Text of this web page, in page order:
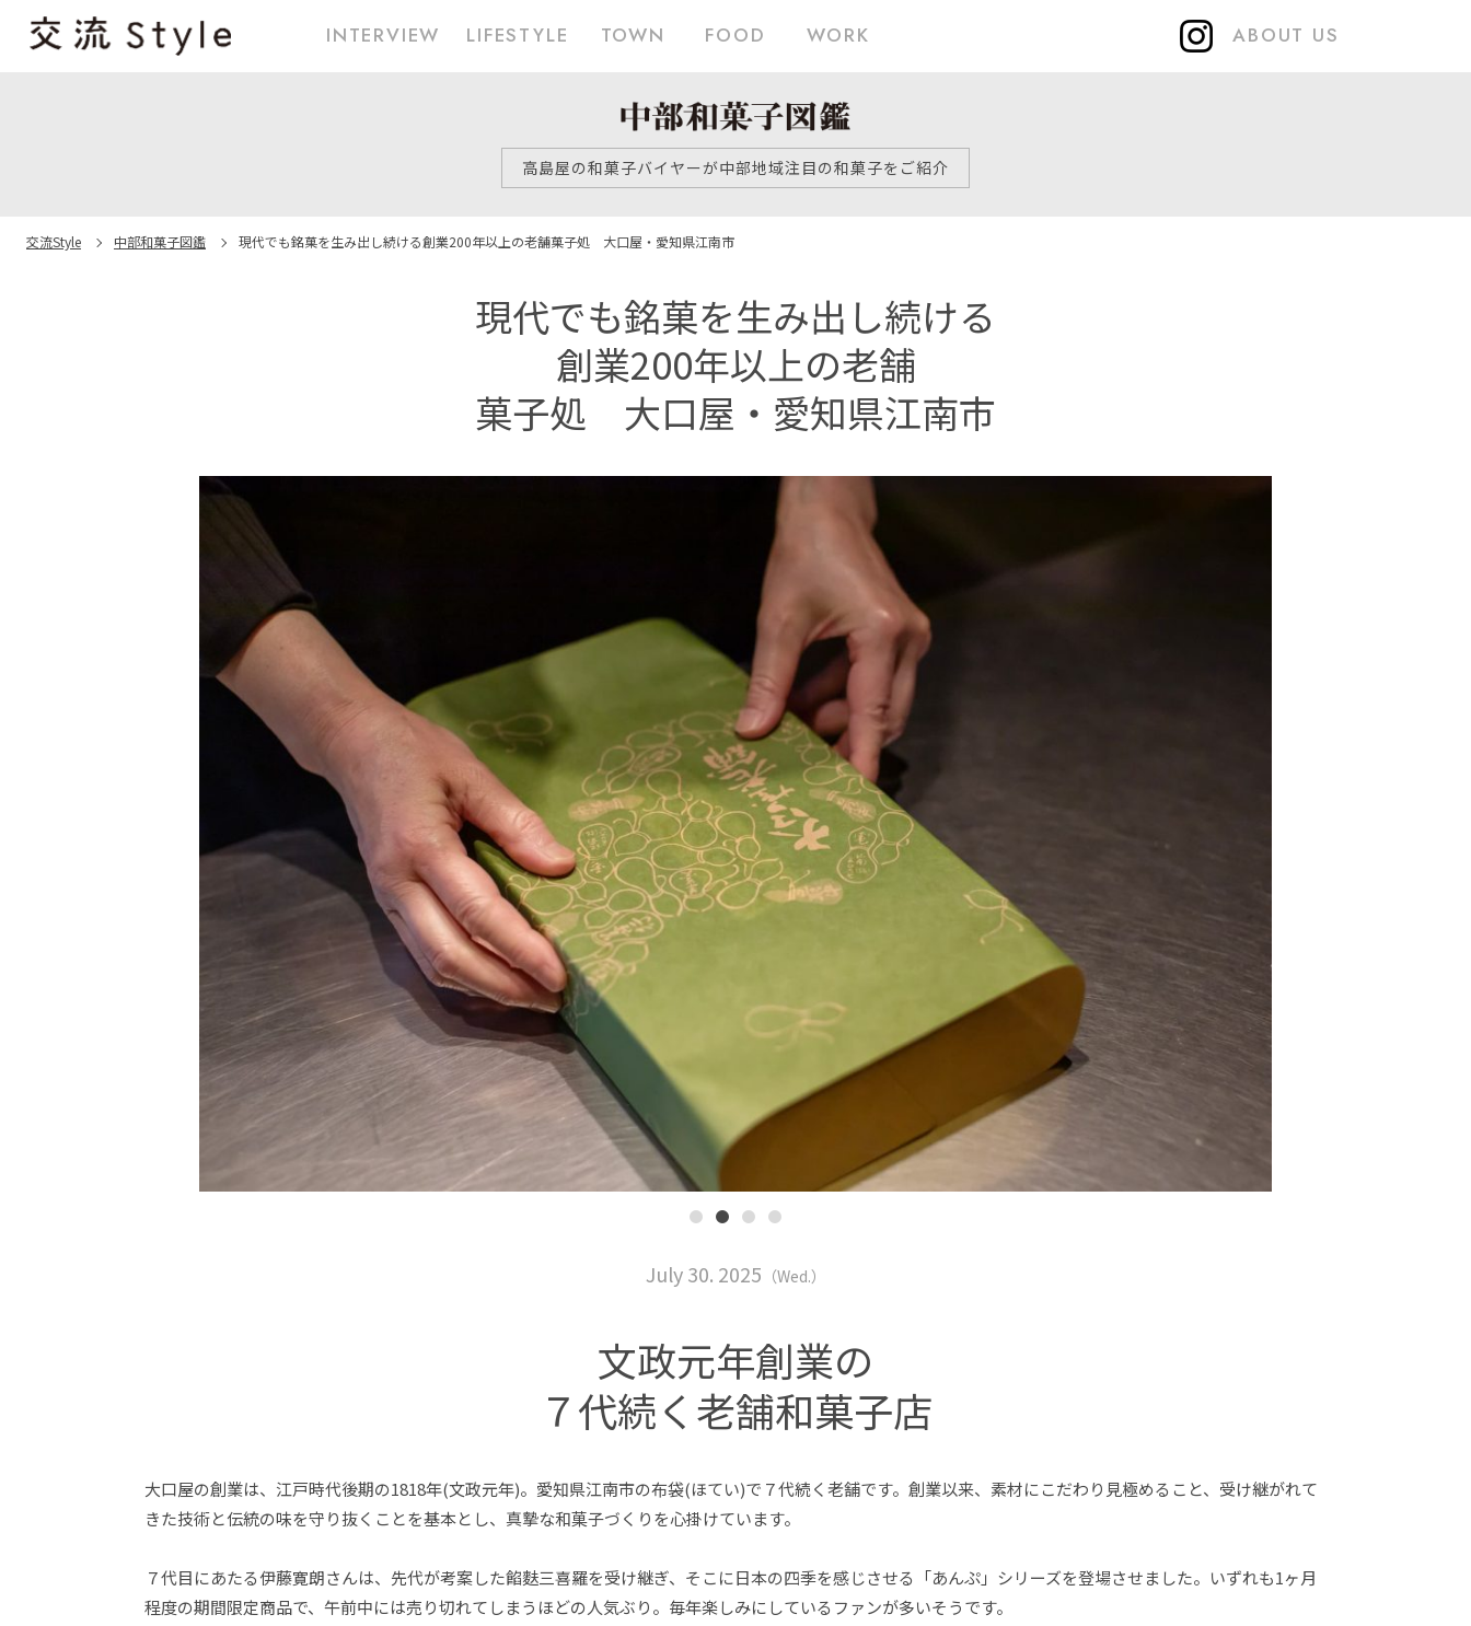
INTERVIEW LIFESTYLE TOWN FOOD WORK ABOUT US
高島屋の和菓子バイヤーが中部地域注目の和菓子をご紹介
交流Style 中部和菓子図鑑 現代でも銘菓を生み出し続ける創業200年以上の老舗菓子処 大口屋・愛知県江南市
現代でも銘菓を生み出し続ける
創業200年以上の老舗
菓子処 大口屋・愛知県江南市
July 30. 2025 （Wed.）
文政元年創業の
７代続く老舗和菓子店
大口屋の創業は、江戸時代後期の1818年(文政元年)。愛知県江南市の布袋(ほてい)で７代続く老舗です。創業以来、素材にこだわり見極めること、受け継がれて
きた技術と伝統の味を守り抜くことを基本とし、真摯な和菓子づくりを心掛けています。
７代目にあたる伊藤寛朗さんは、先代が考案した餡麩三喜羅を受け継ぎ、そこに日本の四季を感じさせる「あんぷ」シリーズを登場させました。いずれも1ヶ月
程度の期間限定商品で、午前中には売り切れてしまうほどの人気ぶり。毎年楽しみにしているファンが多いそうです。